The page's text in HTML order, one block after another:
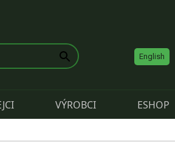
English
VÝROBCI ESHOP